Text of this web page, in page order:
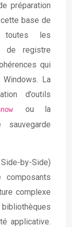
préparation
base de
toutes les
de registre
qui
La
d’outils
ou la
by-Side)
complexe
applicative.